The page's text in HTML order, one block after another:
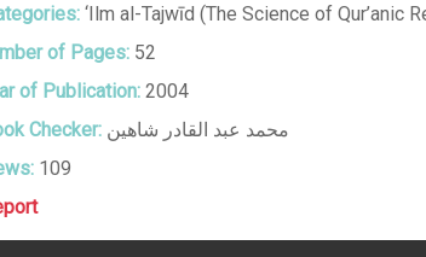
‘Ilm al-Tajwīd (The Science of Qur’anic
of Pages: 52
of Publication: 2004
Checker: محمد عبد القادر شاهين
109